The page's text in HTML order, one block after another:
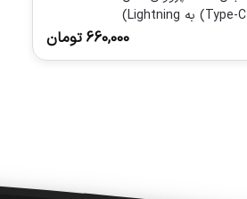
(Type-C به Lightning)
660,000 تومان